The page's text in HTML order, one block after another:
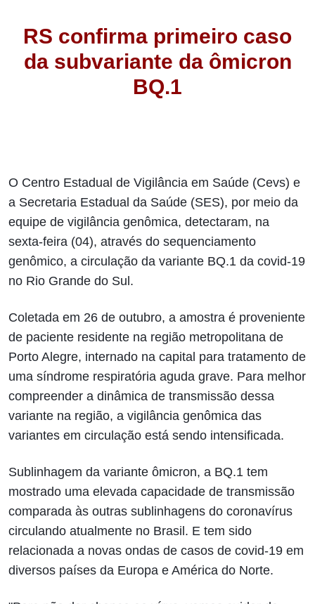
RS confirma primeiro caso
da subvariante da ômicron
BQ.1
O Centro Estadual de Vigilância em Saúde (Cevs) e
a Secretaria Estadual da Saúde (SES), por meio da
equipe de vigilância genômica, detectaram, na
sexta-feira (04), através do sequenciamento
genômico, a circulação da variante BQ.1 da covid-19
no Rio Grande do Sul.
Coletada em 26 de outubro, a amostra é proveniente
de paciente residente na região metropolitana de
Porto Alegre, internado na capital para tratamento de
uma síndrome respiratória aguda grave. Para melhor
compreender a dinâmica de transmissão dessa
variante na região, a vigilância genômica das
variantes em circulação está sendo intensificada.
Sublinhagem da variante ômicron, a BQ.1 tem
mostrado uma elevada capacidade de transmissão
comparada às outras sublinhagens do coronavírus
circulando atualmente no Brasil. E tem sido
relacionada a novas ondas de casos de covid-19 em
diversos países da Europa e América do Norte.